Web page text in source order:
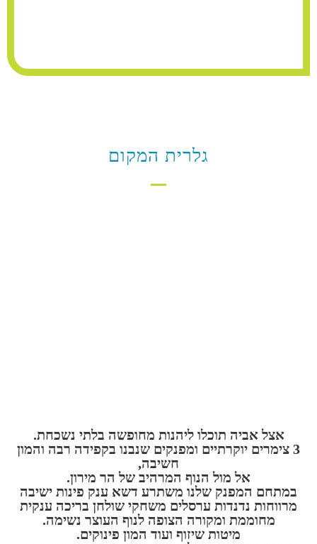
גלרית המקום
אצל אביה תוכלו ליהנות מחופשה בלתי נשכחת.
3 צימרים יוקרתיים ומפנקים שנבנו בקפידה רבה והמון
חשיבה,
אל מול הנוף המרהיב של הר מירון.
במתחם המפנק שלנו משתרע דשא ענק פינות ישיבה
מרווחות נדנדות ערסלים משחקי שולחן בריכה ענקית
מחוממת ומקורה הצופה לנוף העוצר נשימה.
מיטות שיזוף ועוד המון פינוקים.